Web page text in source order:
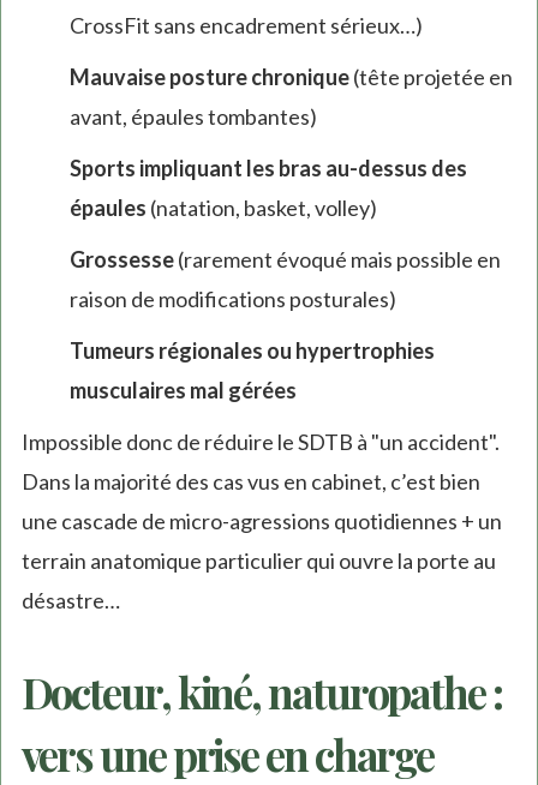
CrossFit sans encadrement sérieux…)
Mauvaise posture chronique(tête projetée en
avant, épaules tombantes)
Sports impliquant les bras au-dessus des
épaules (natation, basket, volley)
Grossesse(rarement évoqué mais possible en
raison de modifications posturales)
Tumeurs régionales ou hypertrophies
musculaires mal gérées
Impossible donc de réduire le SDTB à "un accident".
Dans la majorité des cas vus en cabinet, c’est bien
une cascade de micro-agressions quotidiennes + un
terrain anatomique particulier qui ouvre la porte au
désastre…
Docteur, kiné, naturopathe :
vers une prise en charge